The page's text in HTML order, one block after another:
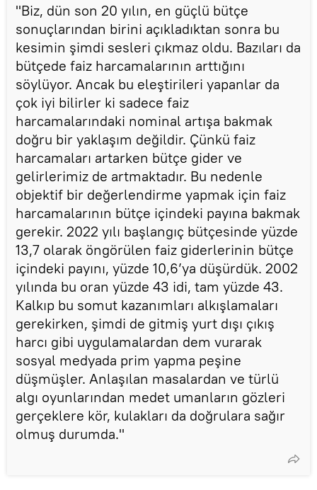
"Biz, dün son 20 yılın, en güçlü bütçe
sonuçlarından birini açıkladıktan sonra bu
kesimin şimdi sesleri çıkmaz oldu. Bazıları da
bütçede faiz harcamalarının arttığını
söylüyor. Ancak bu eleştirileri yapanlar da
çok iyi bilirler ki sadece faiz
harcamalarındaki nominal artışa bakmak
doğru bir yaklaşım değildir. Çünkü faiz
harcamaları artarken bütçe gider ve
gelirlerimiz de artmaktadır. Bu nedenle
objektif bir değerlendirme yapmak için faiz
harcamalarının bütçe içindeki payına bakmak
gerekir. 2022 yılı başlangıç bütçesinde yüzde
13,7 olarak öngörülen faiz giderlerinin bütçe
içindeki payını, yüzde 10,6’ya düşürdük. 2002
yılında bu oran yüzde 43 idi, tam yüzde 43.
Kalkıp bu somut kazanımları alkışlamaları
gerekirken, şimdi de gitmiş yurt dışı çıkış
harcı gibi uygulamalardan dem vurarak
sosyal medyada prim yapma peşine
düşmüşler. Anlaşılan masalardan ve türlü
algı oyunlarından medet umanların gözleri
gerçeklere kör, kulakları da doğrulara sağır
olmuş durumda."